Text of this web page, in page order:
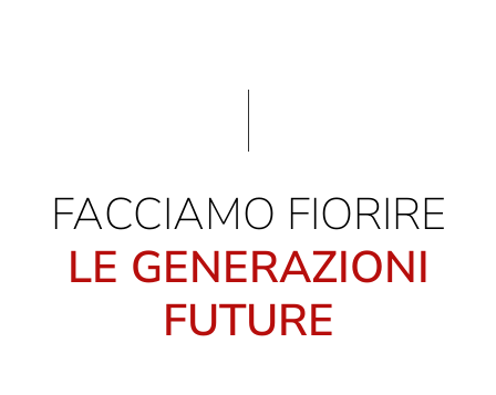
FACCIAMO FIORIRE
LE GENERAZIONI
FUTURE